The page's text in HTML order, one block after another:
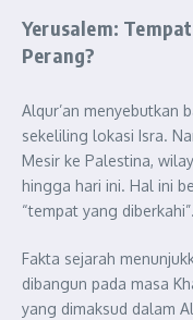
Yerusalem:
Perang?
Alqur’an menyebutkan
sekeliling lokasi Isra.
Mesir ke Palestina,
hingga hari ini. Hal ini
“tempat yang diberkahi”.
Fakta sejarah
dibangun pada masa
yang dimaksud dalam